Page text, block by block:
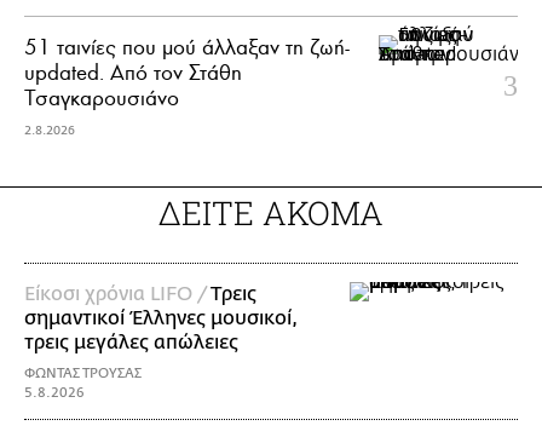
51 ταινίες που μού άλλαξαν τη ζωή-
updated. Aπό τον Στάθη
Τσαγκαρουσιάνο
2.8.2026
ΔΕΙΤΕ ΑΚΟΜΑ
Είκοσι χρόνια LIFO /Tρεις
σημαντικοί Έλληνες μουσικοί,
τρεις μεγάλες απώλειες
ΦΩΝΤΑΣ ΤΡΟΥΣΑΣ
5.8.2026